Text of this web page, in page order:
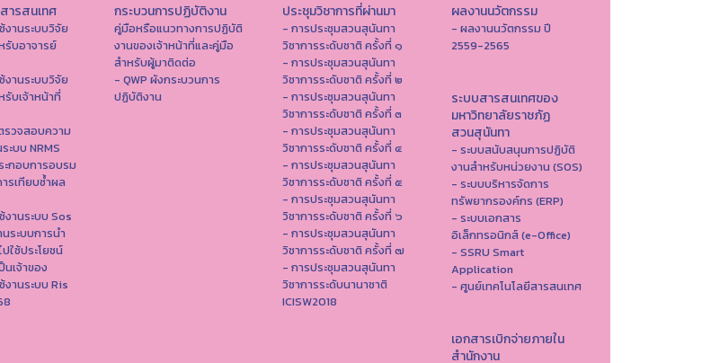
ารสนเทศ
านระบบวิจัย
รับอาจารย์
านระบบวิจัย
บเจ้าหน้าที่
วจสอบความ
ะบบ NRMS
ะกอบการอบรม
รเทียบซ้ำผล
านระบบ Sos
ระบบการนำ
ใช้ประโยชน์
นเจ้าของ
านระบบ Ris
กระบวนการปฏิบัติงาน
คู่มือหรือแนวทางการปฏิบัติ
งานของเจ้าหน้าที่และคู่มือ
สำหรับผู้มาติดต่อ
- QWP ผังกระบวนการ
ปฏิบัติงาน
ประชุมวิชาการที่ผ่านมา
- การประชุมสวนสุนันทา
วิชาการระดับชาติ ครั้งที่ ๑
- การประชุมสวนสุนันทา
วิชาการระดับชาติ ครั้งที่ ๒
- การประชุมสวนสุนันทา
วิชาการระดับชาติ ครั้งที่ ๓
- การประชุมสวนสุนันทา
วิชาการระดับชาติ ครั้งที่ ๔
- การประชุมสวนสุนันทา
วิชาการระดับชาติ ครั้งที่ ๕
- การประชุมสวนสุนันทา
วิชาการระดับชาติ ครั้งที่ ๖
- การประชุมสวนสุนันทา
วิชาการระดับชาติ ครั้งที่ ๗
- การประชุมสวนสุนันทา
วิชาการระดับนานาชาติ
ICISW2018
ผลงานนวัตกรรม
- ผลงานนวัตกรรม ปี
2559-2565
ระบบสารสนเทศของ
มหาวิทยาลัยราชภัฏ
สวนสุนันทา
- ระบบสนับสนุนการปฏิบัติ
งานสำหรับหน่วยงาน (SOS)
- ระบบบริหารจัดการ
ทรัพยากรองค์กร (ERP)
- ระบบเอกสาร
อิเล็กทรอนิกส์ (e-Office)
- SSRU Smart
Application
- ศูนย์เทคโนโลยีสารสนเทศ
เอกสารเบิกจ่ายภายใน
สำนักงาน